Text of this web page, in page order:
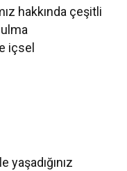
hakkında çeşitli
içsel
yaşadığınız